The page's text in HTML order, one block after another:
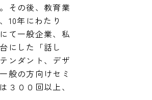
その後、教育業
10年にわたり
て一般企業、私
にした「話し
ンダント、デザ
般の方向けセミ
３００回以上、